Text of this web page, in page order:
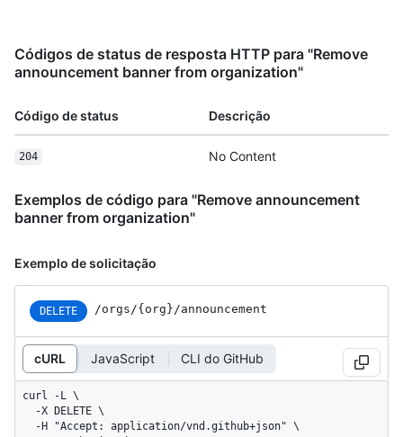
Códigos de status de resposta HTTP para "Remove
announcement banner from organization"
Código de status Descrição
204 No Content
Exemplos de código para "Remove announcement
banner from organization"
Exemplo de solicitação
DELETE /orgs/{org}/announcement
cURL JavaScript CLI do GitHub
curl -L \